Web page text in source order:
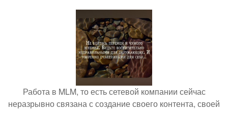
Работа в MLM, то есть сетевой компании сейчас
неразрывно связана с создание своего контента, своей